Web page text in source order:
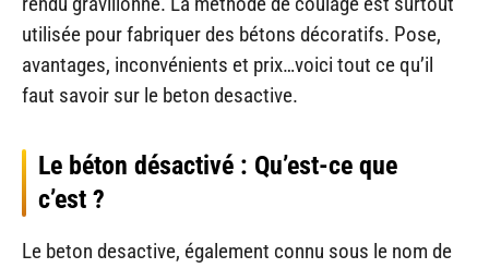
utilisée pour fabriquer des bétons décoratifs. Pose,
avantages, inconvénients et prix…voici tout ce qu’il
faut savoir sur le beton desactive.
Le béton désactivé : Qu’est-ce que
c’est ?
Le beton desactive, également connu sous le nom de